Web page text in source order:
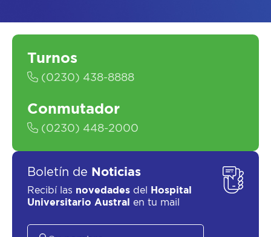
Turnos
(0230) 438-8888
Conmutador
(0230) 448-2000
Boletín de Noticias
Recibí las novedades del
Hospital
Universitario Austral
en tu mail